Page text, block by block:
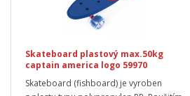
Skateboard plastový max.50kg
captain america logo 59970
Skateboard (fishboard) je vyroben